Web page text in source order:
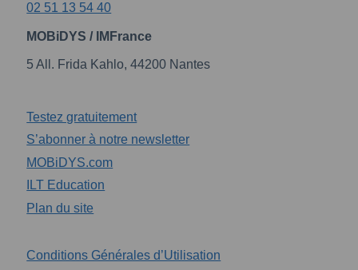
02 51 13 54 40
MOBiDYS / IMFrance
5 All. Frida Kahlo, 44200 Nantes
Testez gratuitement
S’abonner à notre newsletter
MOBiDYS.com
ILT Education
Plan du site
Conditions Générales d’Utilisation